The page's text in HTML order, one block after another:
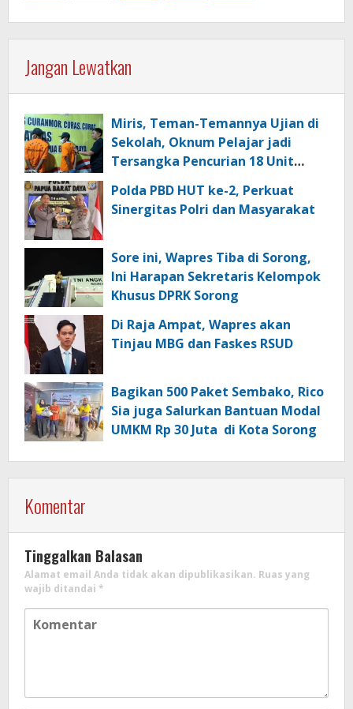
Jangan Lewatkan
Miris, Teman-Temannya Ujian di
Sekolah, Oknum Pelajar jadi
Tersangka Pencurian 18 Unit
Polda PBD HUT ke-2, Perkuat
Sinergitas Polri dan Masyarakat
Sore ini, Wapres Tiba di Sorong,
Ini Harapan Sekretaris Kelompok
Khusus DPRK Sorong
Di Raja Ampat, Wapres akan
Tinjau MBG dan Faskes RSUD
Bagikan 500 Paket Sembako, Rico
Sia juga Salurkan Bantuan Modal
UMKM Rp 30 Juta di Kota Sorong
Komentar
Tinggalkan Balasan
Alamat email Anda tidak akan dipublikasikan. Ruas yang
wajib ditandai *